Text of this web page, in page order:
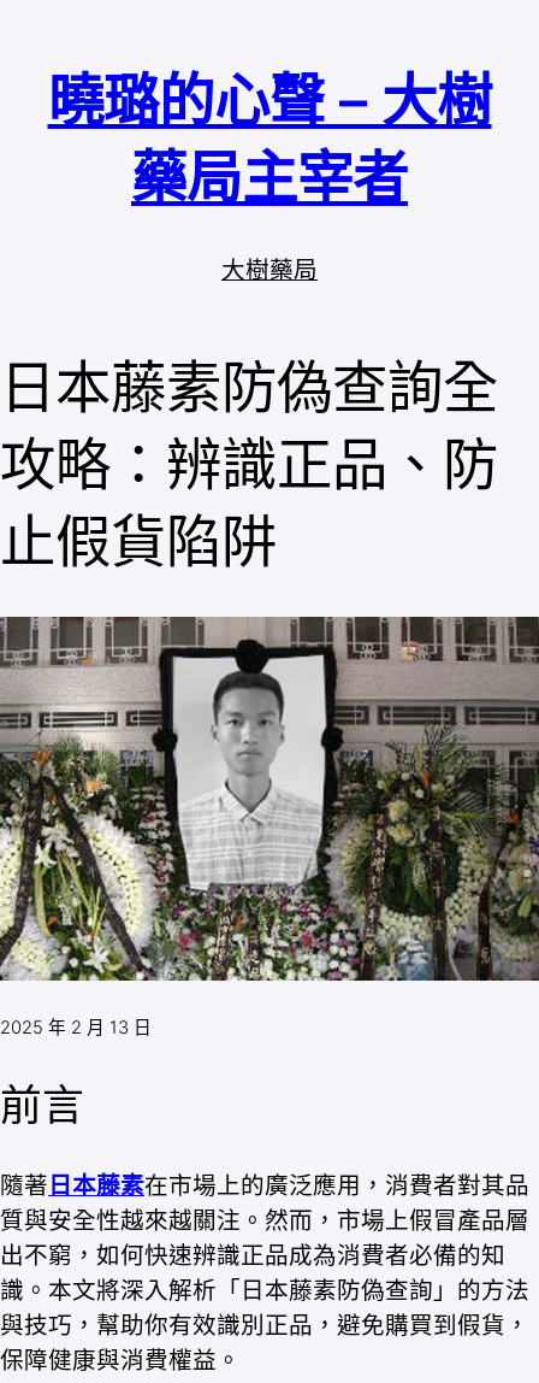
曉璐的心聲 – 大樹
藥局主宰者
大樹藥局
日本藤素防偽查詢全
攻略：辨識正品、防
止假貨陷阱
2025 年 2 月 13 日
前言
隨著 日本藤素在市場上的廣泛應用，消費者對其品
質與安全性越來越關注。然而，市場上假冒產品層
出不窮，如何快速辨識正品成為消費者必備的知
識。本文將深入解析「日本藤素防偽查詢」的方法
與技巧，幫助你有效識別正品，避免購買到假貨，
保障健康與消費權益。